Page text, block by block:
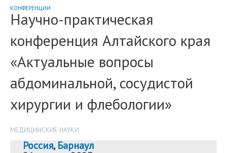
КОНФЕРЕНЦИИ
Научно-практическая
конференция Алтайского края
«Актуальные вопросы
абдоминальной, сосудистой
хирургии и флебологии»
МЕДИЦИНСКИЕ НАУКИ
Россия,Барнаул